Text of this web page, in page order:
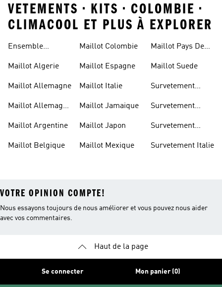
VETEMENTS • KITS • COLOMBIE •
CLIMACOOL ET PLUS À EXPLORER
Ensemble
Maillot Algerie
Maillot Allemagne
Maillot Allemagne
Maillot Argentine
Maillot Belgique
Maillot Colombie
Maillot Espagne
Maillot Italie
Maillot Jamaique
Maillot Japon
Maillot Mexique
Maillot Pays De
Maillot Suede
Survetement
Survetement
Survetement
Survetement Italie
VOTRE OPINION COMPTE!
Nous essayons toujours de nous améliorer et vous pouvez nous aider
avec vos commentaires.
Haut de la page
Se connecter Mon panier (0)